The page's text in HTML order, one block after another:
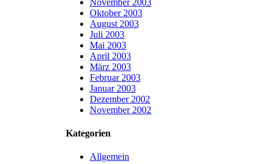
Oktober 2003
August 2003
Juli 2003
Mai 2003
April 2003
März 2003
Februar 2003
Januar 2003
Dezember 2002
November 2002
Kategorien
Allgemein